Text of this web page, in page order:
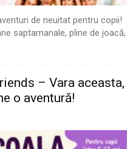
de neuitat pentru copii!
saptamanale, pline de joacă,
– Vara aceasta,
o aventură!